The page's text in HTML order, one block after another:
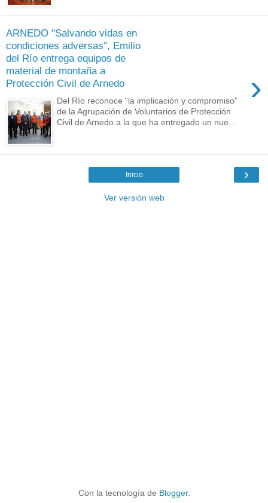
ARNEDO "Salvando vidas en
condiciones adversas", Emilio
del Río entrega equipos de
material de montaña a
Protección Civil de Arnedo
›
Del Río reconoce “la implicación y compromiso”
de la Agrupación de Voluntarios de Protección
Civil de Arnedo a la que ha entregado un nue...
›
Inicio
Ver versión web
Con la tecnología de Blogger.